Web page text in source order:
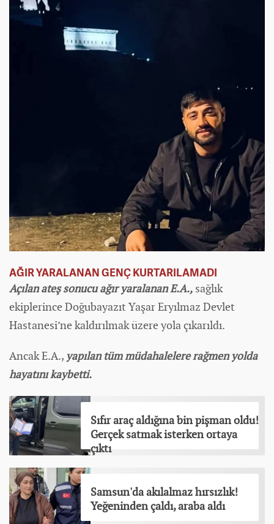
AĞIR YARALANAN GENÇ KURTARILAMADI
Açılan ateş sonucu ağır yaralanan E.A., sağlık
ekiplerince Doğubayazıt Yaşar Eryılmaz Devlet
Hastanesi’ne kaldırılmak üzere yola çıkarıldı.
Ancak E.A., yapılan tüm müdahalelere rağmen yolda
hayatını kaybetti.
Sıfır araç aldığına bin pişman oldu!
Gerçek satmak isterken ortaya
çıktı
Samsun'da akılalmaz hırsızlık!
Yeğeninden çaldı, araba aldı